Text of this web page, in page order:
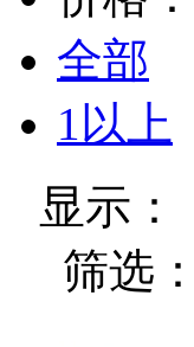
全部
1以上
显示：
筛选：